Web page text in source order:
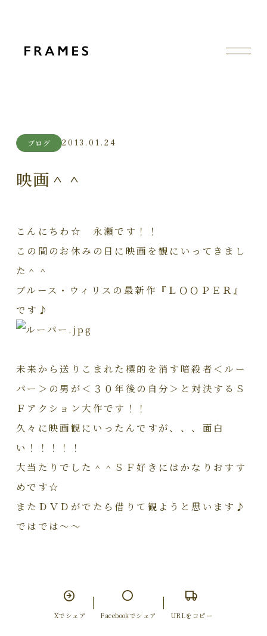
ブログ 2013.01.24
映画＾＾
こんにちわ☆ 永瀬です！！
この間のお休みの日に映画を観にいってきまし
た＾＾
ブルース・ウィリスの最新作『ＬＯＯＰＥＲ』
です♪
未来から送りこまれた標的を消す暗殺者＜ルー
パー＞の男が＜３０年後の自分＞と対決するＳ
Ｆアクション大作です！！
久々に映画観にいったんですが、、、面白
い！！！！！
大当たりでした＾＾ＳＦ好きにはかなりおすす
めです☆
またＤＶＤがでたら借りて観ようと思います♪
ではでは～～
Xでシェア Facebookでシェア URLをコピー